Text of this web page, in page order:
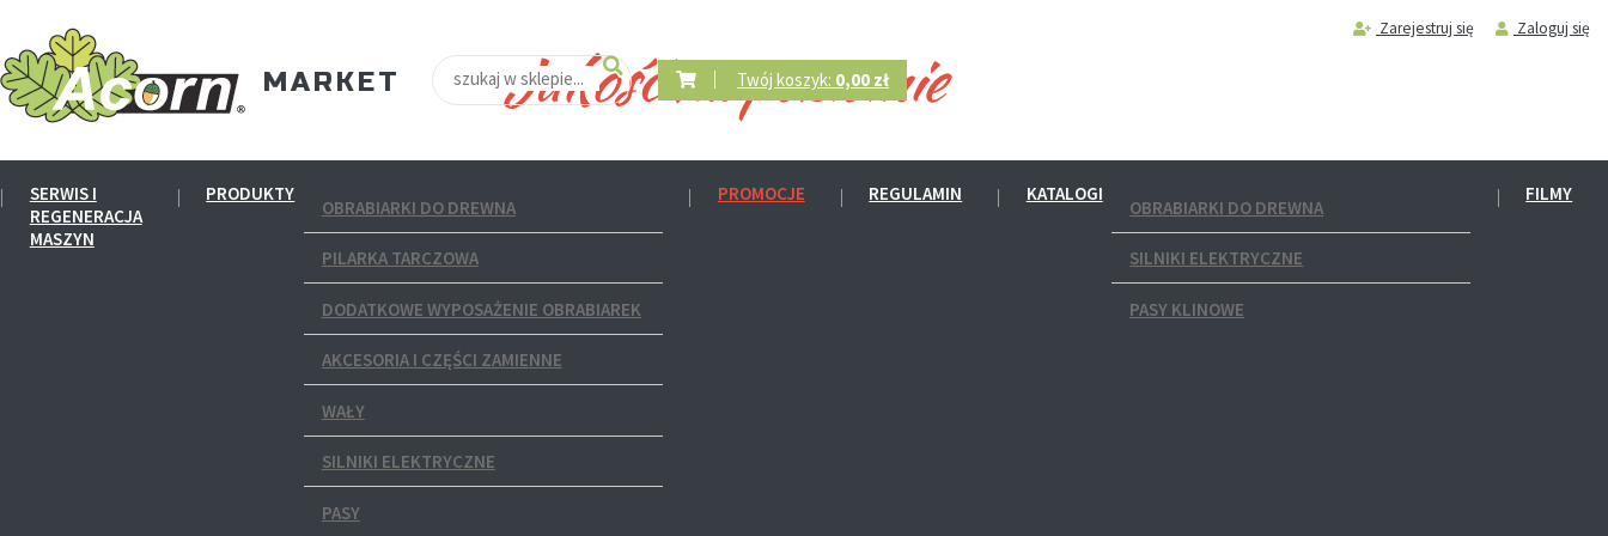
Zarejestruj się Zaloguj się
Twój koszyk: 0,00 zł
SERWIS I
REGENERACJA
MASZYN
PRODUKTY
OBRABIARKI DO DREWNA
PILARKA TARCZOWA
DODATKOWE WYPOSAŻENIE OBRABIAREK
AKCESORIA I CZĘŚCI ZAMIENNE
WAŁY
SILNIKI ELEKTRYCZNE
PASY
PROMOCJE REGULAMIN KATALOGI
OBRABIARKI DO DREWNA
SILNIKI ELEKTRYCZNE
PASY KLINOWE
FILMY